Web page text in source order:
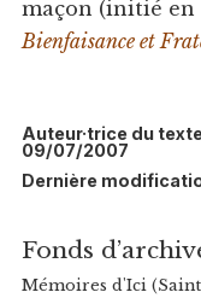
maçon (initié en
Bienfaisance et
Auteur·trice du
09/07/2007
Dernière
Fonds
Mémoires d'Ici